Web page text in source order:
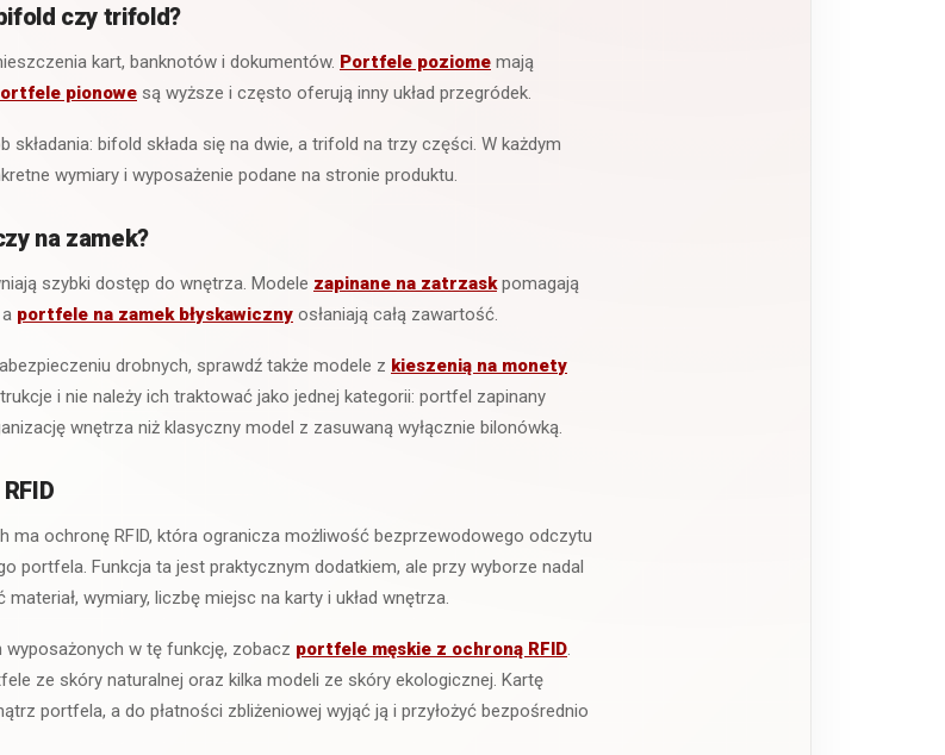
czy trifold?
kart, banknotów i dokumentów. Portfele poziome mają
pionowe są wyższe i często oferują inny układ przegródek.
bifold składa się na dwie, a trifold na trzy części. W każdym
wymiary i wyposażenie podane na stronie produktu.
na zamek?
szybki dostęp do wnętrza. Modele zapinane na zatrzaskpomagają
portfele na zamek błyskawiczny osłaniają całą zawartość.
drobnych, sprawdź także modele z kieszenią na monety
i nie należy ich traktować jako jednej kategorii: portfel zapinany
wnętrza niż klasyczny model z zasuwaną wyłącznie bilonówką.
ma ochronę RFID, która ogranicza możliwość bezprzewodowego odczytu
portfela. Funkcja ta jest praktycznym dodatkiem, ale przy wyborze nadal
wymiary, liczbę miejsc na karty i układ wnętrza.
wyposażonych w tę funkcję, zobacz portfele męskie z ochroną RFID
ze skóry naturalnej oraz kilka modeli ze skóry ekologicznej. Kartę
portfela, a do płatności zbliżeniowej wyjąć ją i przyłożyć bezpośrednio